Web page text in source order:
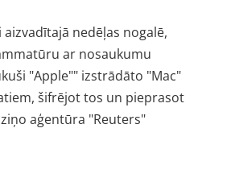
nedēļas nogalē,
ar nosaukumu
"Apple"" izstrādāto "Mac"
šifrējot tos un pieprasot
aģentūra "Reuters"